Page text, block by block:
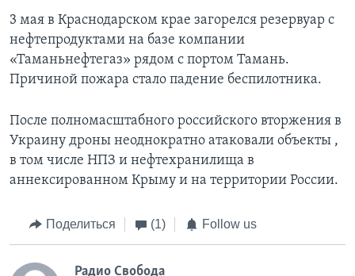
3 мая в Краснодарском крае загорелся резервуар с
нефтепродуктами на базе компании
«Таманьнефтегаз» рядом с портом Тамань.
Причиной пожара стало падение беспилотника.
После полномасштабного российского вторжения в
Украину дроны неоднократно атаковали объекты ,
в том числе НПЗ и нефтехранилища в
аннексированном Крыму и на территории России.
Поделиться (1) Follow us
Радио Свобода